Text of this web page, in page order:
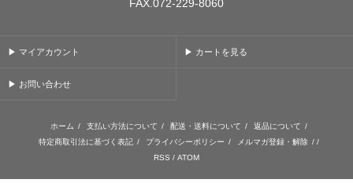
FAX.072-229-8060
▶ マイアカウント ▶ カートを見る
▶ お問い合わせ
ホーム / 支払い方法について / 配送・送料について / 返品について /
特定商取引法に基づく表記 / プライバシーポリシー / メルマガ登録・解除 / /
RSS / ATOM